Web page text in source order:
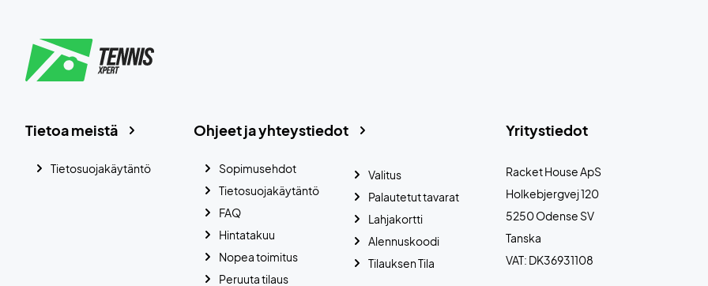
Yritystiedot
Racket House ApS
Holkebjergvej 120
5250 Odense SV
Tanska
VAT: DK36931108
Ohjeet ja yhteystiedot
Sopimusehdot
Tietosuojakäytäntö
FAQ
Hintatakuu
Nopea toimitus
Peruuta tilaus
Valitus
Palautetut tavarat
Lahjakortti
Alennuskoodi
Tilauksen Tila
Tietoa meistä
Tietosuojakäytäntö